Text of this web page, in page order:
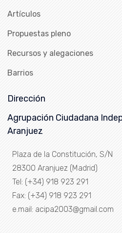
Artículos
Propuestas pleno
Recursos y alegaciones
Barrios
Dirección
Agrupación Ciudadana
Aranjuez
Plaza de la Constitución, S/N
28300 Aranjuez (Madrid)
Tel: (+34) 918 923 291
Fax: (+34) 918 923 291
e.mail: acipa2003@gmail.com